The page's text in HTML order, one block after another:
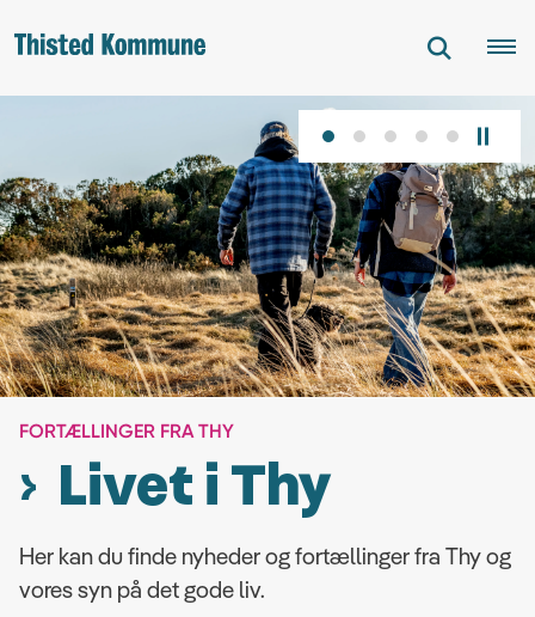
FORTÆLLINGER FRA THY
Livet i Thy
Her kan du finde nyheder og fortællinger fra Thy og
vores syn på det gode liv.